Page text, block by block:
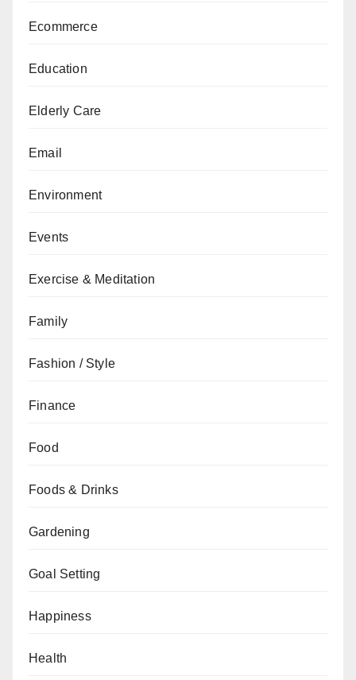
Ecommerce
Education
Elderly Care
Email
Environment
Events
Exercise & Meditation
Family
Fashion / Style
Finance
Food
Foods & Drinks
Gardening
Goal Setting
Happiness
Health